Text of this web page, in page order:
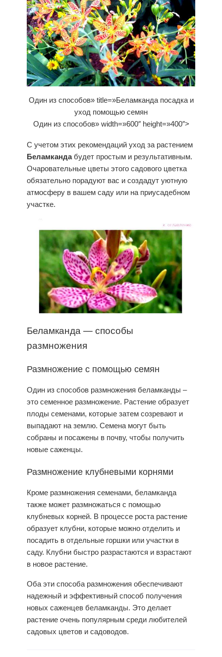
Один из способов» title=»Беламканда посадка и
уход помощью семян
Один из способов» width=»600″ height=»400″>
С учетом этих рекомендаций уход за растением
Беламкандабудет простым и результативным.
Очаровательные цветы этого садового цветка
обязательно порадуют вас и создадут уютную
атмосферу в вашем саду или на приусадебном
участке.
Беламканда — способы
размножения
Размножение с помощью семян
Один из способов размножения беламканды –
это семенное размножение. Растение образует
плоды семенами, которые затем созревают и
выпадают на землю. Семена могут быть
собраны и посажены в почву, чтобы получить
новые саженцы.
Размножение клубневыми корнями
Кроме размножения семенами, беламканда
также может размножаться с помощью
клубневых корней. В процессе роста растение
образует клубни, которые можно отделить и
посадить в отдельные горшки или участки в
саду. Клубни быстро разрастаются и взрастают
в новое растение.
Оба эти способа размножения обеспечивают
надежный и эффективный способ получения
новых саженцев беламканды. Это делает
растение очень популярным среди любителей
садовых цветов и садоводов.